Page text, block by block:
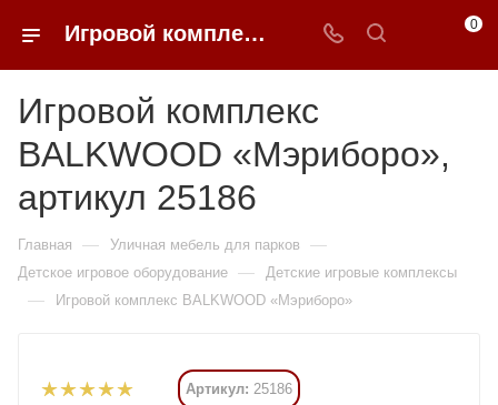
Игровой комплекс BALKWOOD «Мэриборо» купить в Москве от 2 270 310 ₽ - 0FFER 0
Игровой комплекс
BALKWOOD «Мэриборо»,
артикул 25186
Главная — Уличная мебель для парков —
Детское игровое оборудование — Детские игровые комплексы
— Игровой комплекс BALKWOOD «Мэриборо»
Артикул: 25186